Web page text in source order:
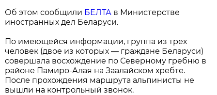
Об этом сообщили БЕЛТА в Министерстве
иностранных дел Беларуси.
По имеющейся информации, группа из трех
человек (двое из которых — граждане Беларуси)
совершала восхождение по Северному гребню в
районе Памиро-Алая на Заалайском хребте.
После прохождения маршрута альпинисты не
вышли на контрольный звонок.